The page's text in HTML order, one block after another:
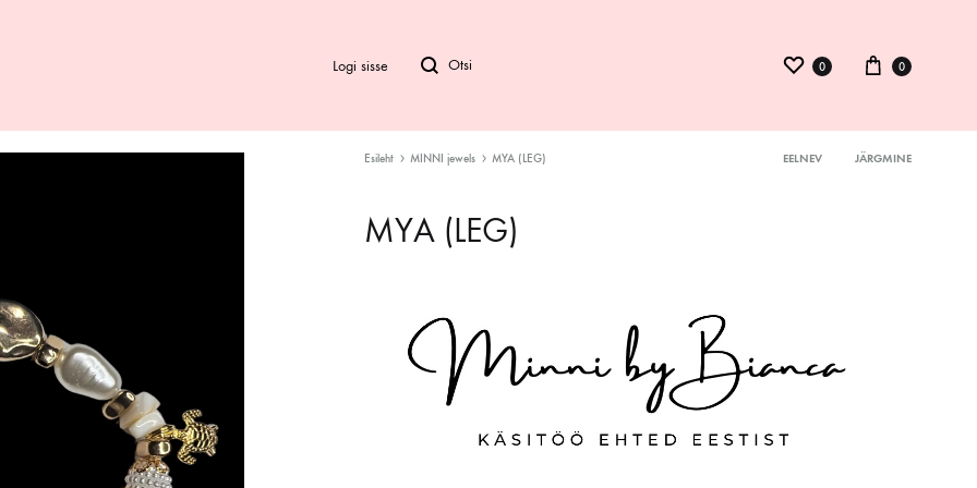
Logi sisse
Bodysuit
Bikiinid
0 0
Esileht MINNI jewels MYA (LEG) EELNEV JÄRGMINE
MYA (LEG)